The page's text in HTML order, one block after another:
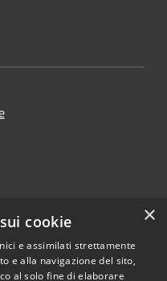
×
cookie
e assimilati strettamente
e alla navigazione del sito,
al solo fine di elaborare